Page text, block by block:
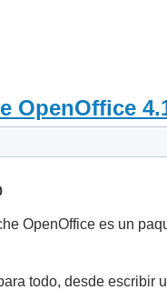
OpenOffice
OpenOffice es un
todo, desde escribir